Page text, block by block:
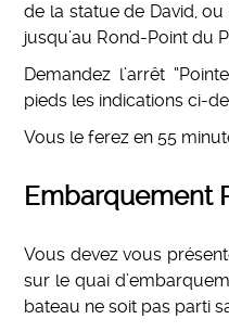
de la statue de David,
jusqu’au Rond-Point du
Demandez l’arrêt
pieds les indications ci-
Vous le ferez en 55
Embarquement
Vous devez vous
sur le quai
bateau ne soit pas parti